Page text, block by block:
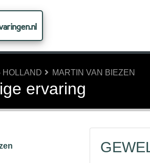
HOLLAND MARTIN VAN BIEZEN
ervaring